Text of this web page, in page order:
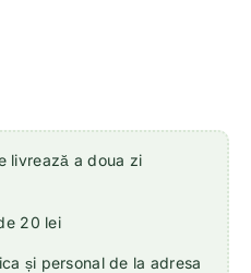
livrează a doua zi
20 lei
și personal de la adresa